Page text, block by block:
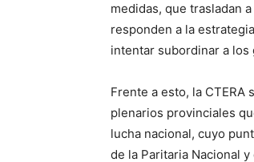
medidas, que trasladan
responden a la
intentar subordinar a
Frente a esto, la
plenarios provinciales
lucha nacional, cuyo
de la Paritaria Nacional